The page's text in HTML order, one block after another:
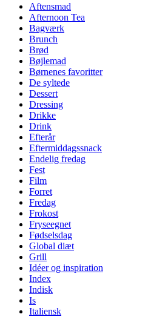
Aftensmad
Afternoon Tea
Bagværk
Brunch
Brød
Bøjlemad
Børnenes favoritter
De syltede
Dessert
Dressing
Drikke
Drink
Efterår
Eftermiddagssnack
Endelig fredag
Fest
Film
Forret
Fredag
Frokost
Fryseegnet
Fødselsdag
Global diæt
Grill
Idéer og inspiration
Index
Indisk
Is
Italiensk